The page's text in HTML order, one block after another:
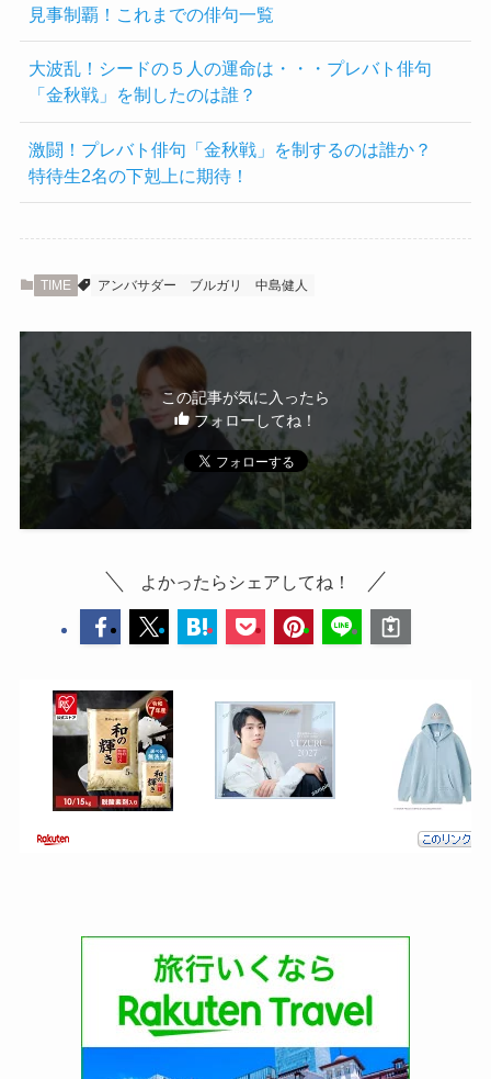
見事制覇！これまでの俳句一覧
大波乱！シードの５人の運命は・・・プレバト俳句
「金秋戦」を制したのは誰？
激闘！プレバト俳句「金秋戦」を制するのは誰か？
特待生2名の下剋上に期待！
TIME アンバサダー ブルガリ 中島健人
この記事が気に入ったら
フォローしてね！
よかったらシェアしてね！